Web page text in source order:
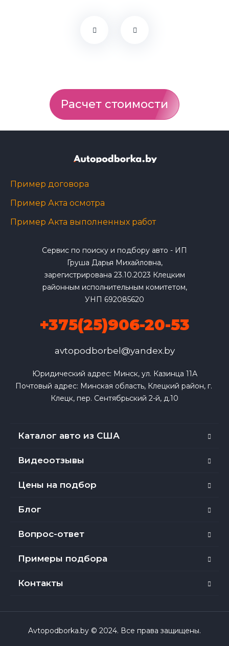
Расчет стоимости
Пример договора
Пример Акта осмотра
Пример Акта выполненных работ
Сервис по поиску и подбору авто - ИП
Груша Дарья Михайловна,
зарегистрирована 23.10.2023 Клецким
районным исполнительным комитетом,
УНП 692085620
+375(25)906-20-53
avtopodborbel@yandex.by
Юридический адрес: Минск, ул. Казинца 11А
Почтовый адрес: Минская область, Клецкий район, г.
Клецк, пер. Сентябрьский 2-й, д.10
Каталог авто из США
Видеоотзывы
Цены на подбор
Блог
Вопрос-ответ
Примеры подбора
Контакты
Avtopodborka.by © 2024. Все права защищены.